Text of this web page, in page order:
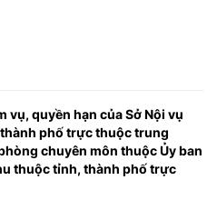
vụ, quyền hạn của Sở Nội vụ
phố trực thuộc trung
chuyên môn thuộc Ủy ban
thuộc tỉnh, thành phố trực